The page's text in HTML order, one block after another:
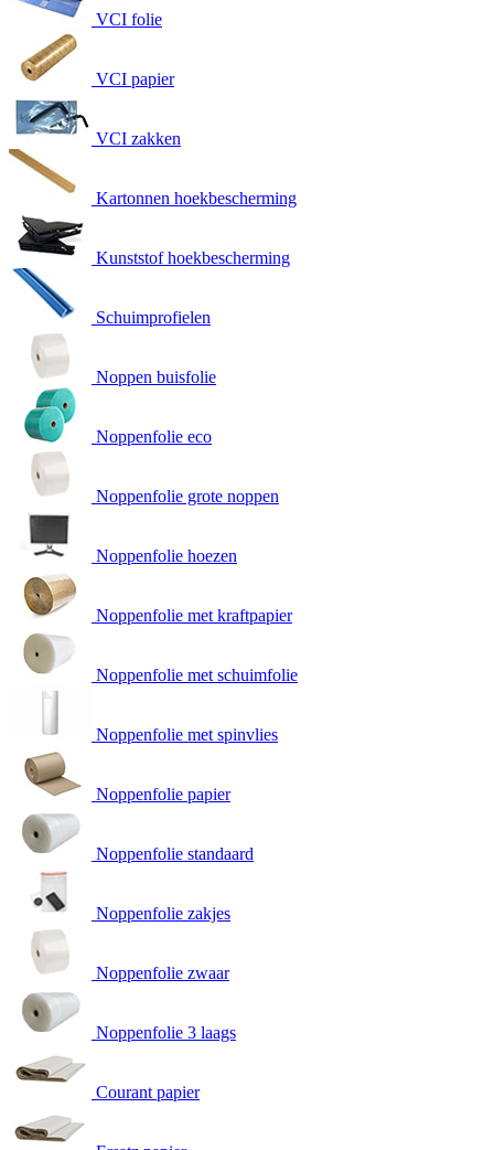
VCI folie
VCI papier
VCI zakken
Kartonnen hoekbescherming
Kunststof hoekbescherming
Schuimprofielen
Noppen buisfolie
Noppenfolie eco
Noppenfolie grote noppen
Noppenfolie hoezen
Noppenfolie met kraftpapier
Noppenfolie met schuimfolie
Noppenfolie met spinvlies
Noppenfolie papier
Noppenfolie standaard
Noppenfolie zakjes
Noppenfolie zwaar
Noppenfolie 3 laags
Courant papier